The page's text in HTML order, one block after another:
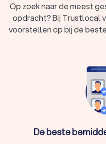
Arbeidsconflict of
of het gebied van de
rondom arbeidsrecht.
In Brasschaat hebben wij 24
mediators of bemiddelaars
gemiddelde Trustlocal-score
ook kiest, via Trustlocal
mediation. We kunnen u ook
eenvoudig de mediators
Op zoek naar de meest
opdracht? Bij Trustlocal
voorstellen op bij de
De beste